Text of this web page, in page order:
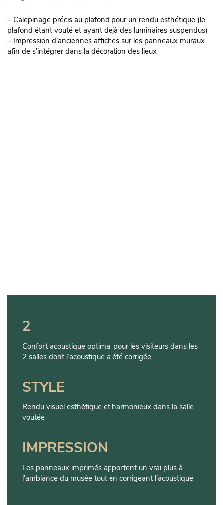
– Calepinage précis au plafond pour un rendu esthétique (le
plafond étant vouté et ayant déjà des luminaires suspendus)
– Impression d’anciennes affiches sur les panneaux muraux
afin de s’intégrer dans la décoration des lieux
2
Confort acoustique optimal pour les visiteurs dans les
2 salles dont l’acoustique a été corrigée
STYLE
Rendu visuel esthétique et harmonieux dans la salle
voutée
IMPRESSION
Les panneaux imprimés apportent un vrai plus à
l’ambiance du musée tout en corrigeant l’acoustique